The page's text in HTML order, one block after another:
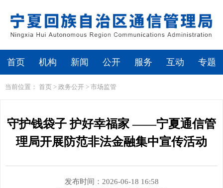
首页 机构 新闻 公开 服务 互动 专题
当前位置： 首页 > 政务公开 > 市场监管
守护钱袋子 护好幸福家 ——宁夏通信管
理局开展防范非法金融集中宣传活动
发布时间：2026-06-18 16:58